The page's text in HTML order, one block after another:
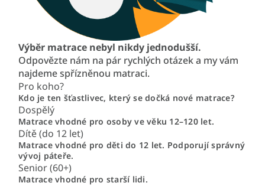
Výběr matrace nebyl nikdy jednodušší.
Odpovězte nám na pár rychlých otázek a my vám
najdeme spřízněnou matraci.
Pro koho?
Kdo je ten šťastlivec, který se dočká nové matrace?
Dospělý
Matrace vhodné pro osoby ve věku 12–120 let.
Dítě (do 12 let)
Matrace vhodné pro děti do 12 let. Podporují správný
vývoj páteře.
Senior (60+)
Matrace vhodné pro starší lidi.